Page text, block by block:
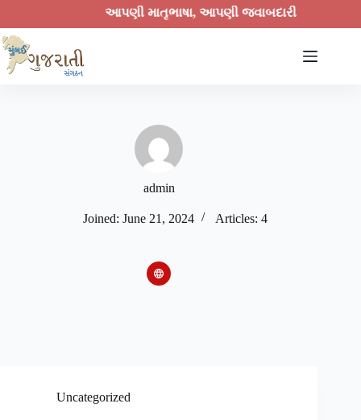
આપણી માતૃભાષા, આપણી જવાબદારી
admin
Joined: June 21, 2024 Articles: 4
Uncategorized